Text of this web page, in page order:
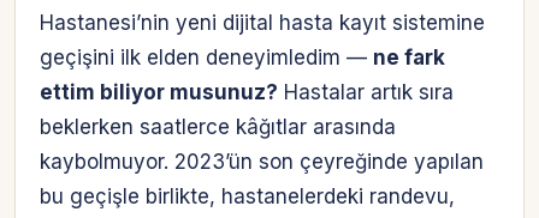
Hastanesi’nin yeni dijital hasta kayıt sistemine
geçişini ilk elden deneyimledim — ne fark
ettim biliyor musunuz? Hastalar artık sıra
beklerken saatlerce kâğıtlar arasında
kaybolmuyor. 2023’ün son çeyreğinde yapılan
bu geçişle birlikte, hastanelerdeki randevu,